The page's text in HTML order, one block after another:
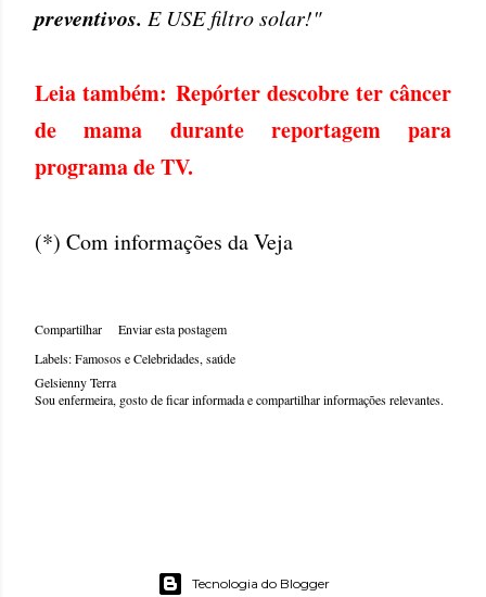
preventivos. E USE filtro solar!"
Leia também: Repórter descobre ter câncer
de mama durante reportagem para
programa de TV.
(*) Com informações da Veja
Compartilhar
Enviar esta postagem
Labels:Famosos e Celebridades saúde
Gelsienny Terra
Sou enfermeira, gosto de ficar informada e compartilhar informações relevantes.
Tecnologia do Blogger